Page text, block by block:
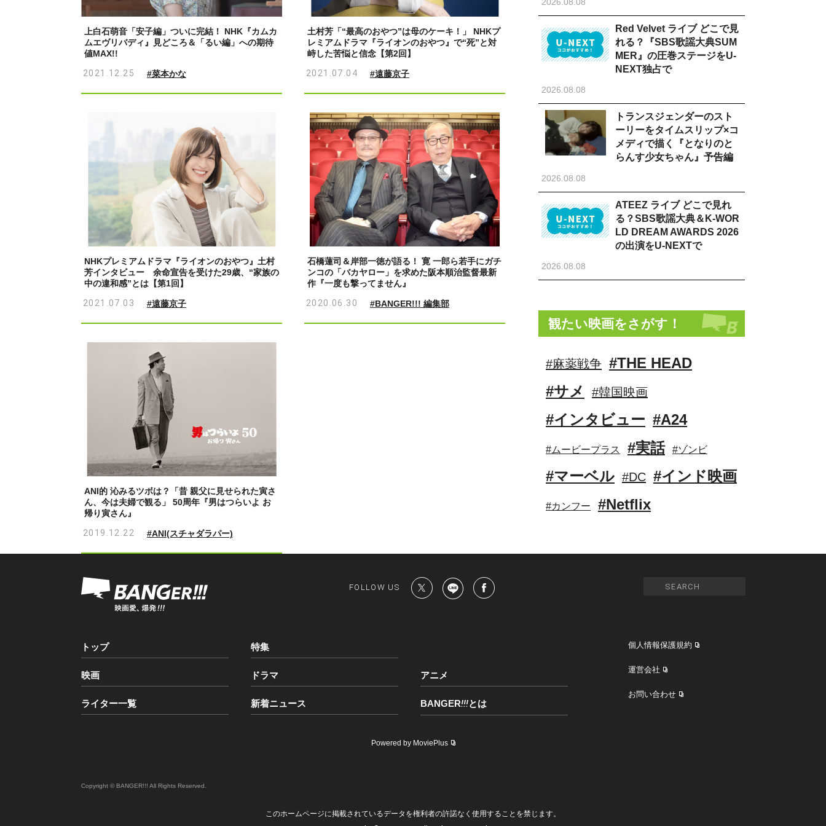
上白石萌音「安子編」ついに完結！ NHK『カムカ
ムエヴリバディ』見どころ＆「るい編」への期待
値MAX!!
2021.12.25
#菜本かな
土村芳「“最高のおやつ”は母のケーキ！」 NHKプ
レミアムドラマ『ライオンのおやつ』で“死”と対
峙した苦悩と信念【第2回】
2021.07.04
#遠藤京子
NHKプレミアムドラマ『ライオンのおやつ』土村
芳インタビュー 余命宣告を受けた29歳、“家族の
中の違和感”とは【第1回】
2021.07.03
#遠藤京子
石橋蓮司＆岸部一徳が語る！ 寛 一郎ら若手にガチ
ンコの「バカヤロー」を求めた阪本順治監督最新
作『一度も撃ってません』
2020.06.30
#BANGER!!! 編集部
ANI的 沁みるツボは？「昔 親父に見せられた寅さ
ん、今は夫婦で観る」 50周年『男はつらいよ お
帰り寅さん』
2019.12.22
#ANI(スチャダラパー)
Red Velvet ライブ どこで見
れる？『SBS歌謡大典SUM
MER』の圧巻ステージをU-
NEXT独占で
2026.08.08
トランスジェンダーのスト
ーリーをタイムスリップ×コ
メディで描く『となりのと
らんす少女ちゃん』予告編
2026.08.08
ATEEZ ライブ どこで見れ
る？SBS歌謡大典＆K-WOR
LD DREAM AWARDS 2026
の出演をU-NEXTで
2026.08.08
観たい映画をさがす！
#麻薬戦争 #THE HEAD
#サメ
#韓国映画
#インタビュー #A24
#ムービープラス #実話 #ゾンビ
#マーベル #DC #インド映画
#カンフー #Netflix
FOLLOW US
トップ 特集
映画 ドラマ アニメ
ライター一覧 新着ニュース BANGER!!!とは
個人情報保護規約
運営会社
お問い合わせ
Powered by MoviePlus
Copyright © BANGER!!! All Rights Reserved.
このホームページに掲載されているデータを権利者の許諾なく使用することを禁じます。